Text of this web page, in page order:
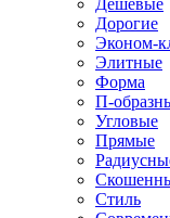
Дорогие
Эконом-
Элитные
Форма
П-
Угловые
Прямые
Стиль